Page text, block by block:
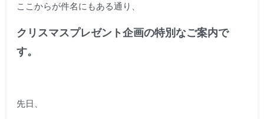
ここからが件名にもある通り、
クリスマスプレゼント企画の特別なご案内で
す。
先日、